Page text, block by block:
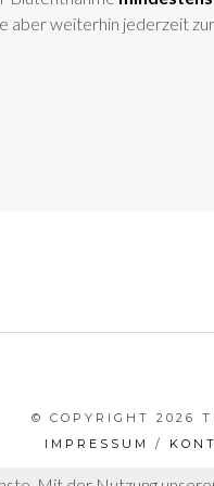
aber weiterhin jederzeit
© COPYRIGHT 2026
IMPRESSUM
/